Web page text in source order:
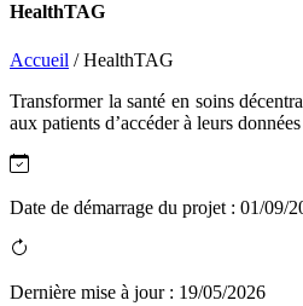
HealthTAG
Accueil /HealthTAG
Transformer la santé en soins
aux patients d’accéder à leurs
Date de démarrage du projet : 01/09/
Dernière mise à jour : 19/05/2026